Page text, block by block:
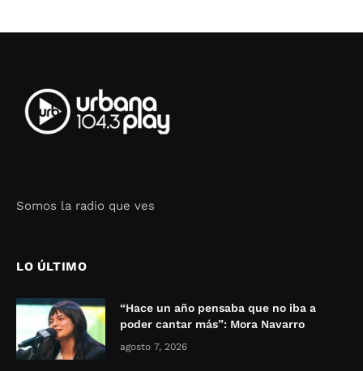
Somos la radio que ves
LO ÚLTIMO
“Hace un año pensaba que no iba a
poder cantar más”: Mora Navarro
agosto 7, 2026